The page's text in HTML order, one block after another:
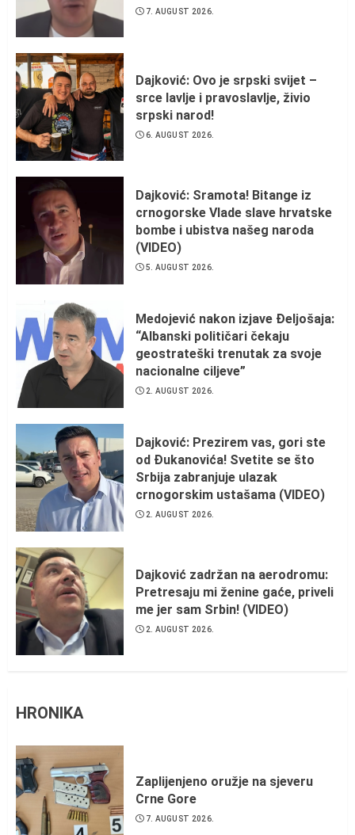
7. AUGUST 2026.
Dajković: Ovo je srpski svijet –
srce lavlje i pravoslavlje, živio
srpski narod!
6. AUGUST 2026.
Dajković: Sramota! Bitange iz
crnogorske Vlade slave hrvatske
bombe i ubistva našeg naroda
(VIDEO)
5. AUGUST 2026.
Medojević nakon izjave Đeljošaja:
“Albanski političari čekaju
geostrateški trenutak za svoje
nacionalne ciljeve”
2. AUGUST 2026.
Dajković: Prezirem vas, gori ste
od Đukanovića! Svetite se što
Srbija zabranjuje ulazak
crnogorskim ustašama (VIDEO)
2. AUGUST 2026.
Dajković zadržan na aerodromu:
Pretresaju mi ženine gaće, priveli
me jer sam Srbin! (VIDEO)
2. AUGUST 2026.
HRONIKA
Zaplijenjeno oružje na sjeveru
Crne Gore
7. AUGUST 2026.